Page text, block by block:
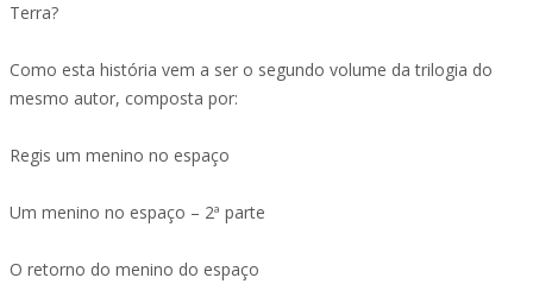
Terra?
Como esta história vem a ser o segundo volume da trilogia do
mesmo autor, composta por:
Regis um menino no espaço
Um menino no espaço – 2ª parte
O retorno do menino do espaço